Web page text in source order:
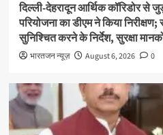
दिल्ली-देहरादून आर्थिक कॉरिडोर से
परियोजना का डीएम ने किया निरीक्षण;
सुनिश्चित करने के निर्देश, सुरक्षा
भारतजन न्यूज़ August 6, 2026 0